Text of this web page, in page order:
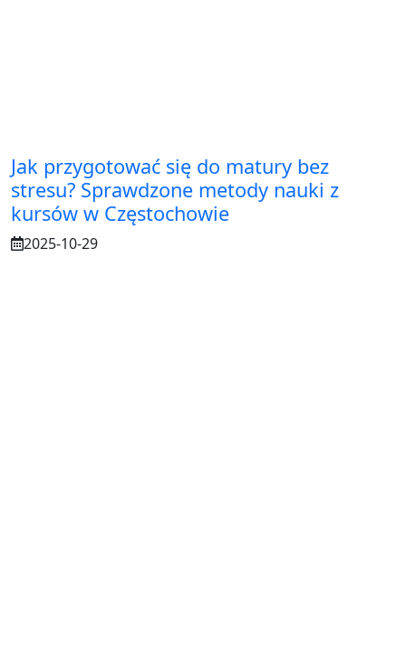
Jak przygotować się do matury bez
stresu? Sprawdzone metody nauki z
kursów w Częstochowie
2025-10-29